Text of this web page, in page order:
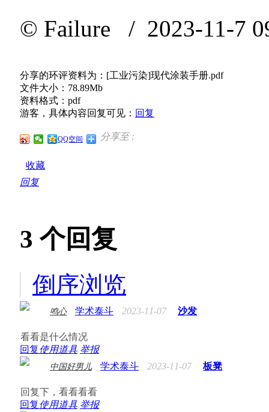
© Failure / 2023-11-7
分享的环评资料为：[工业污染]现代涂装手册.pdf
文件大小：78.89Mb
资料格式：pdf
游客，具体内容回复可见： 回复
分享至 :
QQ空间
收藏
回复
3 个回复
倒序浏览
鸣心 学术泰斗 2023-11-07 沙发
看看是什么情况
回复使用道具 举报
中国好男儿 学术泰斗 2023-11-07 板凳
回复下，看看看看
回复使用道具 举报